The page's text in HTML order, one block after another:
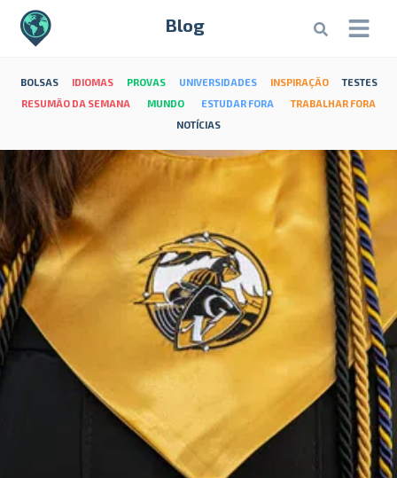
Blog
BOLSAS IDIOMAS PROVAS UNIVERSIDADES INSPIRAÇÃO
TESTES
RESUMÃO DA SEMANA
MUNDO ESTUDAR FORA
TRABALHAR FORA
NOTÍCIAS